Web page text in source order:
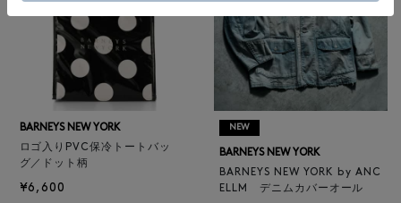
BARNEYS NEW YORK
ロゴ入りPVC保冷トートバッ
グ／ドット柄
¥6,600
NEW
BARNEYS NEW YORK
BARNEYS NEW YORK by ANC
ELLM デニムカバーオール